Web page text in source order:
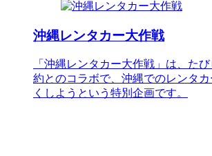
沖縄レンタカー大作戦
「沖縄レンタカー大作戦」は、た
約とのコラボで、沖縄でのレンタカ
くしようという特別企画です。